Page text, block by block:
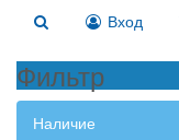
Вход
Фильтр
Наличие